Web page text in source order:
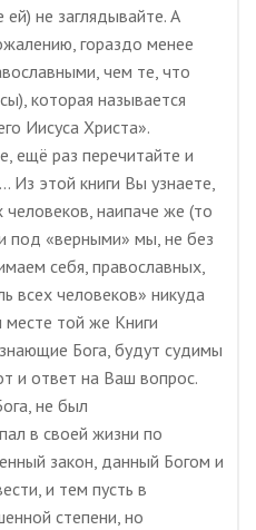
не заглядывайте. А
гораздо менее
чем те, что
которая называется
Иисуса Христа».
ещё раз перечитайте и
этой книги Вы узнаете,
человеков, наипаче же (то
под «верными» мы, не без
себя, православных,
всех человеков» никуда
той же Книги
Бога, будут судимы
и ответ на Ваш вопрос.
не был
в своей жизни по
закон, данный Богом и
и тем пусть в
степени, но